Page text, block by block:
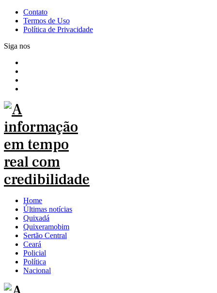
Contato
Termos de Uso
Política de Privacidade
Siga nos
Home
Últimas notícias
Quixadá
Quixeramobim
Sertão Central
Ceará
Policial
Política
Nacional